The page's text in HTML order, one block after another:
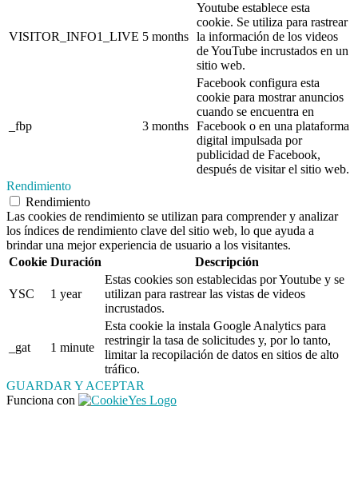
VISITOR_INFO1_LIVE 5 months
Youtube establece esta
cookie. Se utiliza para rastrear
la información de los videos
de YouTube incrustados en un
sitio web.
_fbp 3 months
Facebook configura esta
cookie para mostrar anuncios
cuando se encuentra en
Facebook o en una plataforma
digital impulsada por
publicidad de Facebook,
después de visitar el sitio web.
Rendimiento
Rendimiento
Las cookies de rendimiento se utilizan para comprender y analizar
los índices de rendimiento clave del sitio web, lo que ayuda a
brindar una mejor experiencia de usuario a los visitantes.
Cookie Duración Descripción
YSC 1 year
Estas cookies son establecidas por Youtube y se
utilizan para rastrear las vistas de videos
incrustados.
_gat 1 minute
Esta cookie la instala Google Analytics para
restringir la tasa de solicitudes y, por lo tanto,
limitar la recopilación de datos en sitios de alto
tráfico.
GUARDAR Y ACEPTAR
Funciona con